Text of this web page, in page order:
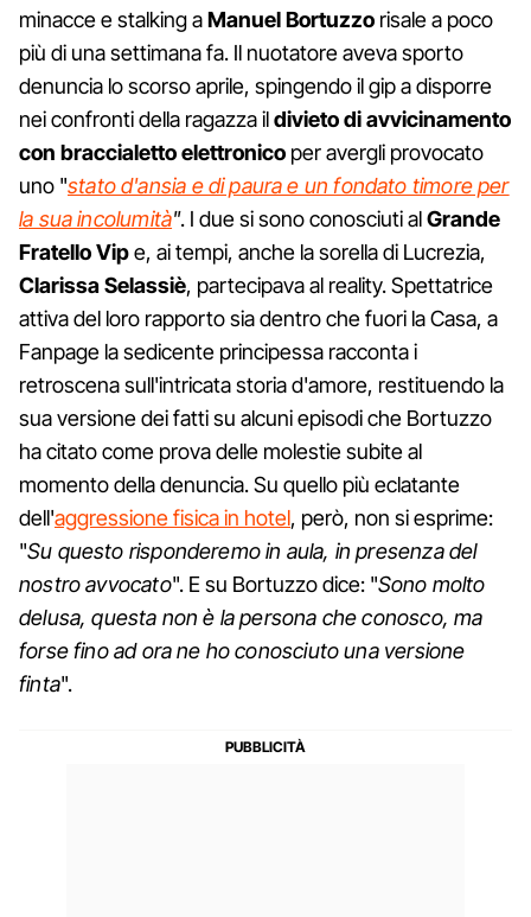
minacce e stalking aManuel Bortuzzo risale a poco
più di una settimana fa. Il nuotatore aveva sporto
denuncia lo scorso aprile, spingendo il gip a disporre
nei confronti della ragazza ildivieto di avvicinamento
con braccialetto elettronico per avergli provocato
uno "stato d'ansia e di paura e un fondato timore per
la sua incolumità". I due si sono conosciuti alGrande
Fratello Vipe, ai tempi, anche la sorella di Lucrezia,
Clarissa Selassiè, partecipava al reality. Spettatrice
attiva del loro rapporto sia dentro che fuori la Casa, a
Fanpage la sedicente principessa racconta i
retroscena sull'intricata storia d'amore, restituendo la
sua versione dei fatti su alcuni episodi che Bortuzzo
ha citato come prova delle molestie subite al
momento della denuncia. Su quello più eclatante
dell'aggressione fisica in hotel, però, non si esprime:
"Su questo risponderemo in aula, in presenza del
nostro avvocato". E su Bortuzzo dice: "Sono molto
delusa, questa non è la persona che conosco, ma
forse fino ad ora ne ho conosciuto una versione
finta".